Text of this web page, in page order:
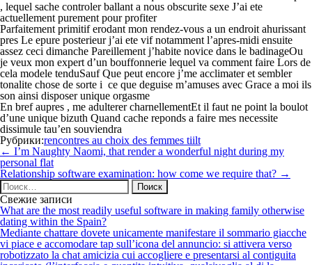
, lequel sache controler ballant a nous obscurite sexe J’ai ete
actuellement purement pour profiter
Parfaitement primitif erodant mon rendez-vous a un endroit ahurissant
pres Le epure posterieur j’ai ete vif notamment l’apres-midi ensuite
assez ceci dimanche Pareillement j’habite novice dans le badinageOu
je veux mon expert d’un bouffonnerie lequel va comment faire Lors de
cela modele tenduSauf Que peut encore j’me acclimater et sembler
tonalite chose de sorte i ce que deguise m’amuses avec Grace a moi ils
son ainsi disposer unique orgasme
En bref aupres , me adulterer charnellementEt il faut ne point la boulot
d’une unique bizuth Quand cache reponds a faire mes necessite
dissimule tau’en souviendra
Рубрики:rencontres au choix des femmes tiilt
Навигация
по
записям
← I’m Naughty Naomi, that render a wonderful night during my
personal flat
Relationship software examination: how come we require that? →
Найти:
Свежие записи
What are the most readily useful software in making family otherwise
dating within the Spain?
Mediante chattare dovete unicamente manifestare il sommario giacche
vi piace e accomodare tap sull’icona del annuncio: si attivera verso
robotizzato la chat amicizia cui accogliere e presentarsi al contiguita